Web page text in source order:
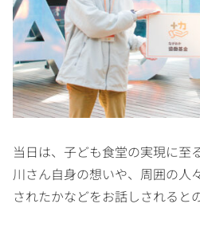
当日は、子ども食堂の実現に至
川さん自身の想いや、周囲の人
されたかなどをお話しされると